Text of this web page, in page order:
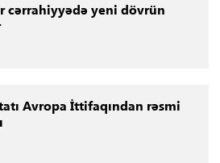
cərrahiyyədə yeni dövrün
Avropa İttifaqından rəsmi